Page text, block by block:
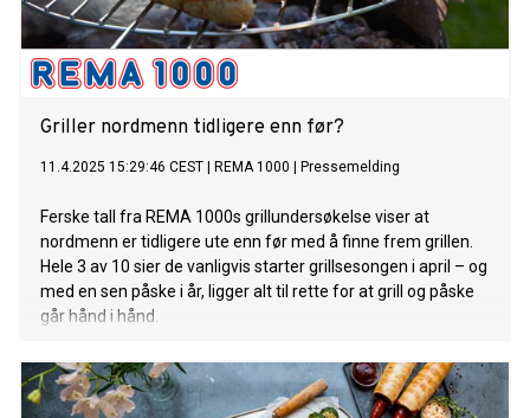
Griller nordmenn tidligere enn før?
11.4.2025 15:29:46 CEST REMA 1000 Pressemelding
Ferske tall fra REMA 1000s grillundersøkelse viser at
nordmenn er tidligere ute enn før med å finne frem grillen.
Hele 3 av 10 sier de vanligvis starter grillsesongen i april – og
med en sen påske i år, ligger alt til rette for at grill og påske
går hånd i hånd.